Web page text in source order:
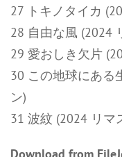
27 トキノタイカ
28 自由な風 (2024
29 愛おしき欠片
30 この地球にある
ン)
31 波紋 (2024 リマ